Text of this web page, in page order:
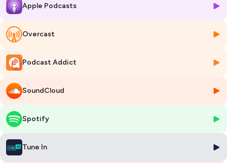
Tu ne connais pas encore Justine… et bien, tu seras servi dans cet
humaine, ça devient une potion magique pour l’âme. 🪄
Tout au long de notre conversation, elle ouvre son cœur avec
authenticité et vulnérabilité en partageant un moment très personnel
de sa vie où elle a dû faire face à une situation difficile avec sa mère.
Période vraiment douloureuse pour elle, qui a longtemps teinté son
existence.
Justine a été très ouverte sur l’impact émotionnel des expériences
d’abandon et de blessures émotionnelles et te partage aussi
comment elle a travaillé son processus de pardon pour surmonter les
épreuves émotionnelles.
Apple Podcasts
Overcast
Podcast Addict
SoundCloud
Spotify
Tune In